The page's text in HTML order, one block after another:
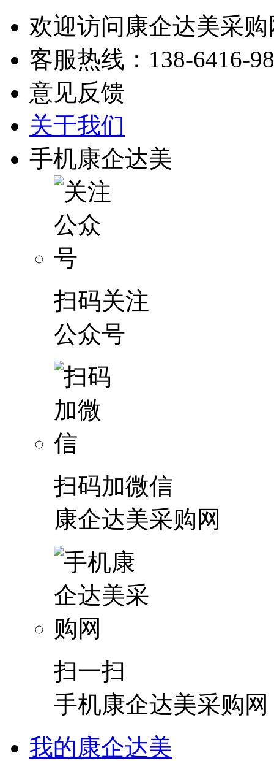
欢迎访问康企达美采购
客服热线： 138-6416-
意见反馈
关于我们
手机康企达美
扫码关注
公众号
扫码加微信
康企达美采购网
扫一扫
手机康企达美采购网
我的康企达美